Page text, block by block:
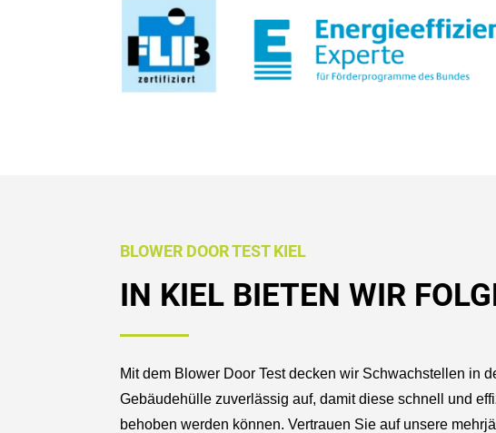
BLOWER DOOR TEST KIEL
IN KIEL BIETEN WIR
Mit dem Blower Door Test decken wir Schwachstellen in
Gebäudehülle zuverlässig auf, damit diese schnell und
behoben werden können. Vertrauen Sie auf unsere